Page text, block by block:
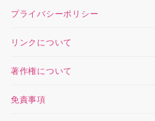
プライバシーポリシー
リンクについて
著作権について
免責事項